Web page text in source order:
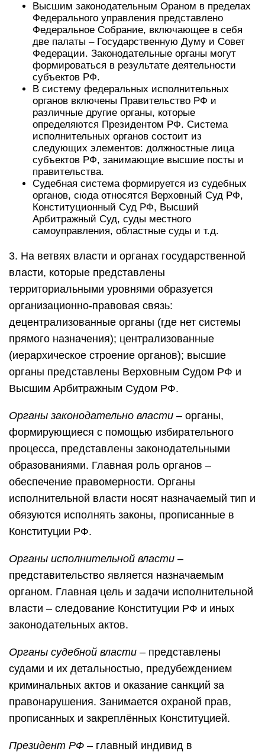
Высшим законодательным Ораном в пределах
Федерального управления представлено
Федеральное Собрание, включающее в себя
две палаты – Государственную Думу и Совет
Федерации. Законодательные органы могут
формироваться в результате деятельности
субъектов РФ.
В систему федеральных исполнительных
органов включены Правительство РФ и
различные другие органы, которые
определяются Президентом РФ. Система
исполнительных органов состоит из
следующих элементов: должностные лица
субъектов РФ, занимающие высшие посты и
правительства.
Судебная система формируется из судебных
органов, сюда относятся Верховный Суд РФ,
Конституционный Суд РФ, Высший
Арбитражный Суд, суды местного
самоуправления, областные суды и т.д.
3. На ветвях власти и органах государственной
власти, которые представлены
территориальными уровнями образуется
организационно-правовая связь:
децентрализованные органы (где нет системы
прямого назначения); централизованные
(иерархическое строение органов); высшие
органы представлены Верховным Судом РФ и
Высшим Арбитражным Судом РФ.
Органы законодательно власти – органы,
формирующиеся с помощью избирательного
процесса, представлены законодательными
образованиями. Главная роль органов –
обеспечение правомерности. Органы
исполнительной власти носят назначаемый тип и
обязуются исполнять законы, прописанные в
Конституции РФ.
Органы исполнительной власти –
представительство является назначаемым
органом. Главная цель и задачи исполнительной
власти – следование Конституции РФ и иных
законодательных актов.
Органы судебной власти – представлены
судами и их детальностью, предубеждением
криминальных актов и оказание санкций за
правонарушения. Занимается охраной прав,
прописанных и закреплённых Конституцией.
Президент РФ – главный индивид в